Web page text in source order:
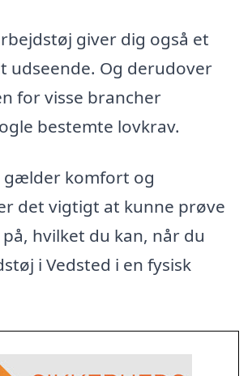
giver dig også et
udseende. Og derudover
for visse brancher
bestemte lovkrav.
komfort og
det vigtigt at kunne prøve
hvilket du kan, når du
i Vedsted i en fysisk